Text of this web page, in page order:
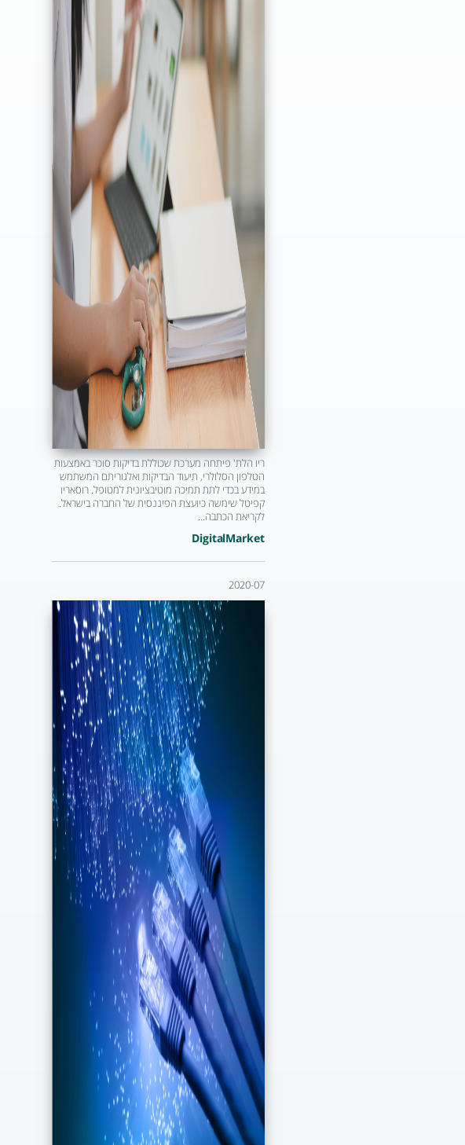
ריו הלת' פיתחה מערכת שכוללת בדיקות סוכר באמצעות
הטלפון הסלולרי, תיעוד הבדיקות ואלגוריתם המשתמש
במידע בכדי לתת תמיכה מוטיבציונית למטופל. רוסאריו
קפיטל שימשה כיועצת הפיננסית של החברה בישראל.
לקריאת הכתבה...
DigitalMarket
2020-07